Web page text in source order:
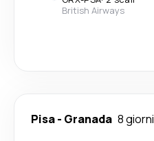
British Airways
Pisa- Granada 8 giorni